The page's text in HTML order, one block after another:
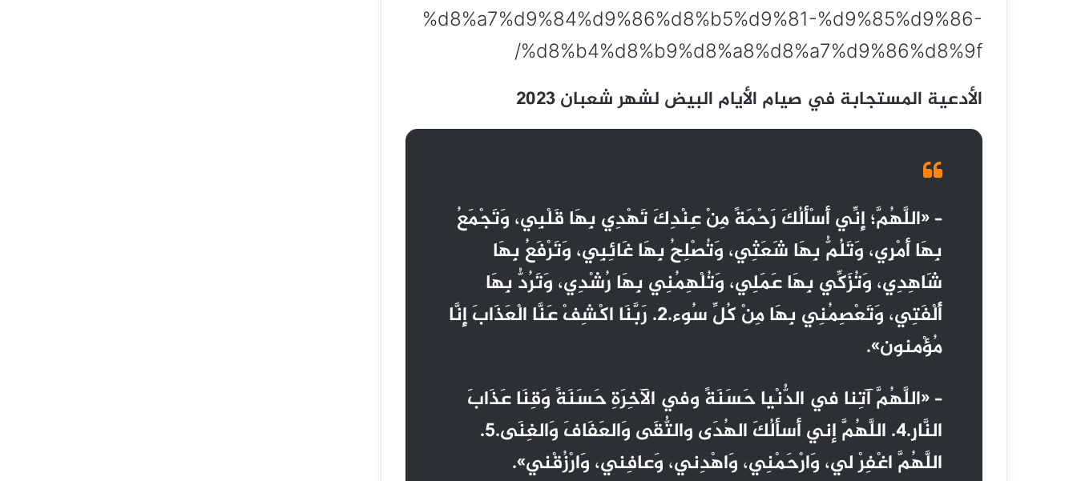
%d8%a7%d9%84%d9%86%d8%b5%d9%81-%d9%85%d9%86-
%d8%b4%d8%b9%d8%a8%d8%a7%d9%86%d8%9f/
الأدعية المستجابة في صيام الأيام البيض لشهر شعبان 2023
– «اللَّهُمَّ؛ إِنِّي أَسْأَلُكَ رَحْمَةً مِنْ عِنْدِكَ تَهْدِي بِهَا قَلْبِي، وَتَجْمَعُ
بِهَا أَمْرِي، وَتَلُمُّ بِهَا شَعَثِي، وَتُصْلِحُ بِهَا غَائِبِي، وَتَرْفَعُ بِهَا
شَاهِدِي، وَتُزَكِّي بِهَا عَمَلِي، وَتُلْهِمُنِي بِهَا رُشْدِي، وَتَرُدُّ بِهَا
أُلْفَتِي، وَتَعْصِمُنِي بِهَا مِنْ كُلِّ سُوء.2. رَبَّنَا اكْشِفْ عَنَّا الْعَذَابَ إِنَّا
مُؤْمنون».
– «اللَّهُمَّ آتِنا في الدُّنْيا حَسَنَةً وفي الآخِرَةِ حَسَنَةً وَقِنَا عَذَابَ
النَّارِ.4. اللَّهُمَّ إني أسألُكَ الهُدَى والتُّقَى وَالعَفَافَ وَالغِنَى.5.
اللَّهُمَّ اغْفِرْ لي، وَارْحَمْنِي، وَاهْدِني، وَعافِني، وَارْزُقْني».